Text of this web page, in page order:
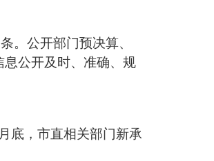
。公开部门预决算、
公开及时、准确、规
底，市直相关部门新承